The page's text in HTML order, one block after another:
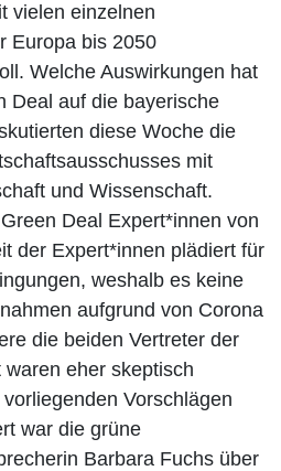
vielen einzelnen
Europa bis 2050
Welche Auswirkungen hat
Deal auf die bayerische
diese Woche die
mit
und Wissenschaft.
Deal Expert*innen von
der Expert*innen plädiert für
weshalb es keine
aufgrund von Corona
die beiden Vertreter der
eher skeptisch
Vorschlägen
war die grüne
Barbara Fuchs über